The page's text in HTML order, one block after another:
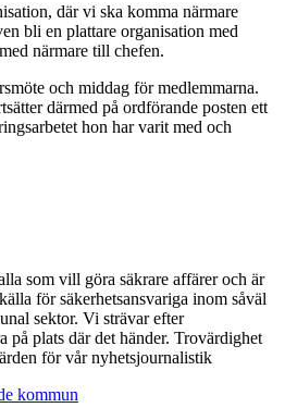
där vi ska komma närmare
bli en plattare organisation med
närmare till chefen.
och middag för medlemmarna.
därmed på ordförande posten ett
hon har varit med och
som vill göra säkrare affärer och är
för säkerhetsansvariga inom såväl
sektor. Vi strävar efter
på plats där det händer. Trovärdighet
för vår nyhetsjournalistik
kommun